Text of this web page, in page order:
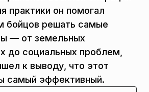
практики он помогал
бойцов решать самые
— от земельных
до социальных проблем,
к выводу, что этот
самый эффективный.